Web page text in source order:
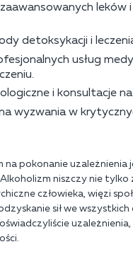
leków i
detoksykacji i
usług
i konsultacje na
wyzwania w
na pokonanie uzależnienia
niszczy nie tylko
człowieka, więzi
sił we